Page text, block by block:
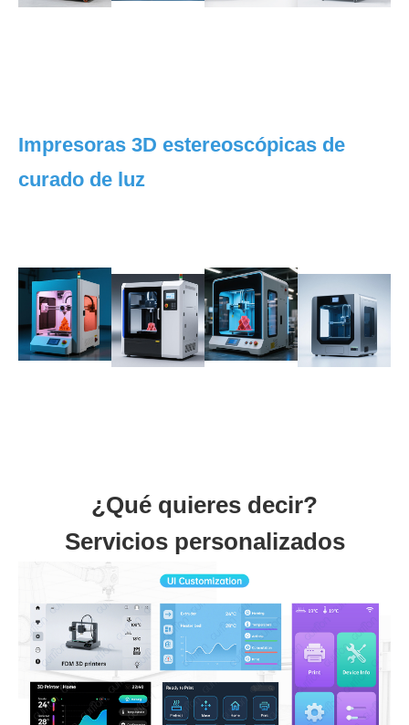
Impresoras 3D estereoscópicas de
curado de luz
¿Qué quieres decir?
Servicios personalizados